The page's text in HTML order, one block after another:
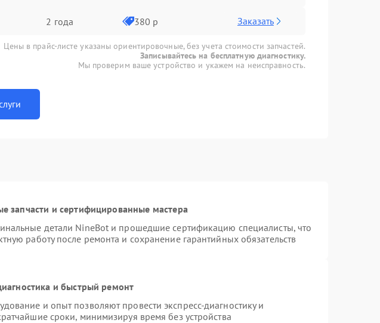
2 года 380 р Заказать
Цены в прайс-листе указаны ориентировочные, без учета стоимости запчастей.
Записывайтесь на бесплатную диагностику.
Мы проверим ваше устройство и укажем на неисправность.
запчасти и сертифицированные мастера
детали NineBot и прошедшие сертификацию специалисты, что
работу после ремонта и сохранение гарантийных обязательств
и быстрый ремонт
и опыт позволяют провести экспресс-диагностику и
сроки, минимизируя время без устройства